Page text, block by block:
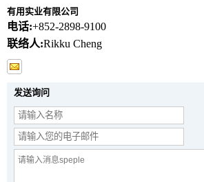
有用实业有限公司
电话:+852-2898-9100
联络人:Rikku Cheng
发送询问